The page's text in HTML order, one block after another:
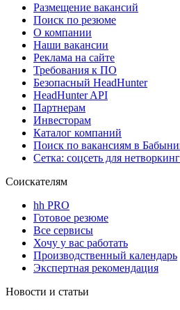
Размещение вакансий
Поиск по резюме
О компании
Наши вакансии
Реклама на сайте
Требования к ПО
Безопасный HeadHunter
HeadHunter API
Партнерам
Инвесторам
Каталог компаний
Поиск по вакансиям в
Сетка: соцсеть для
Соискателям
hh PRO
Готовое резюме
Все сервисы
Хочу у вас работать
Производственный календарь
Экспертная рекомендация
Новости и статьи